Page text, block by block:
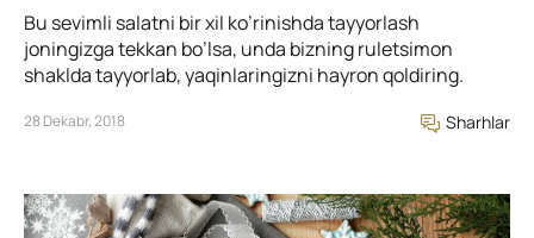
Bu sevimli salatni bir xil ko’rinishda tayyorlash
joningizga tekkan bo’lsa, unda bizning ruletsimon
shaklda tayyorlab, yaqinlaringizni hayron qoldiring.
28 Dekabr, 2018 Sharhlar